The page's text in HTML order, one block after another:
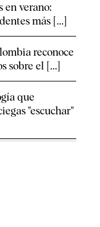
en verano:
más [...]
reconoce
sobre el [...]
que
"escuchar"